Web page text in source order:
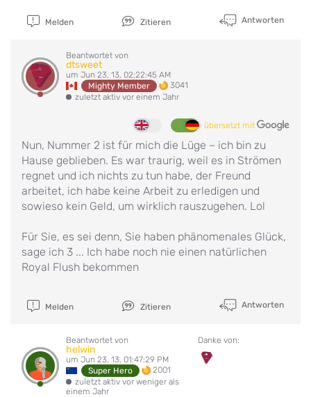
Melden Zitieren Antworten
Beantwortet von
dtsweet
um Jun 23, 13, 02:22:45 AM
Mighty Member
3041
zuletzt aktiv vor einem Jahr
übersetzt mit
Nun, Nummer 2 ist für mich die Lüge – ich bin zu
Hause geblieben. Es war traurig, weil es in Strömen
regnet und ich nichts zu tun habe, der Freund
arbeitet, ich habe keine Arbeit zu erledigen und
sowieso kein Geld, um wirklich rauszugehen. Lol
Für Sie, es sei denn, Sie haben phänomenales Glück,
sage ich 3 ... Ich habe noch nie einen natürlichen
Royal Flush bekommen
Melden Zitieren Antworten
Beantwortet von
helwin
um Jun 23, 13, 01:47:29 PM
Super Hero
2001
zuletzt aktiv vor weniger als
einem Jahr
Danke von: